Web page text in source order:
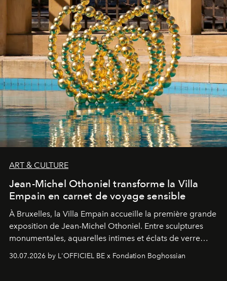
ART & CULTURE
Jean-Michel Othoniel transforme la Villa
Empain en carnet de voyage sensible
À Bruxelles, la Villa Empain accueille la première grande
exposition de Jean-Michel Othoniel. Entre sculptures
monumentales, aquarelles intimes et éclats de verre
soufflé, l’artiste français compose un itinéraire
émotionnel où chaque œuvre devient le souvenir
30.07.2026 by L'OFFICIEL BE x Fondation Boghossian